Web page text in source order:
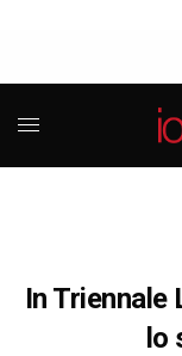
In Triennale
lo